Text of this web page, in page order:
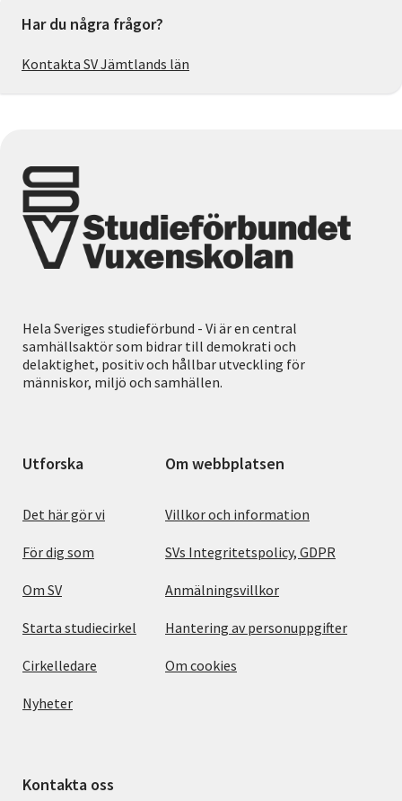
Har du några frågor?
Kontakta SV Jämtlands län
Hela Sveriges studieförbund - Vi är en central
samhällsaktör som bidrar till demokrati och
delaktighet, positiv och hållbar utveckling för
människor, miljö och samhällen.
Utforska
Det här gör vi
För dig som
Om SV
Starta studiecirkel
Cirkelledare
Nyheter
Om webbplatsen
Villkor och information
SVs Integritetspolicy, GDPR
Anmälningsvillkor
Hantering av personuppgifter
Om cookies
Kontakta oss